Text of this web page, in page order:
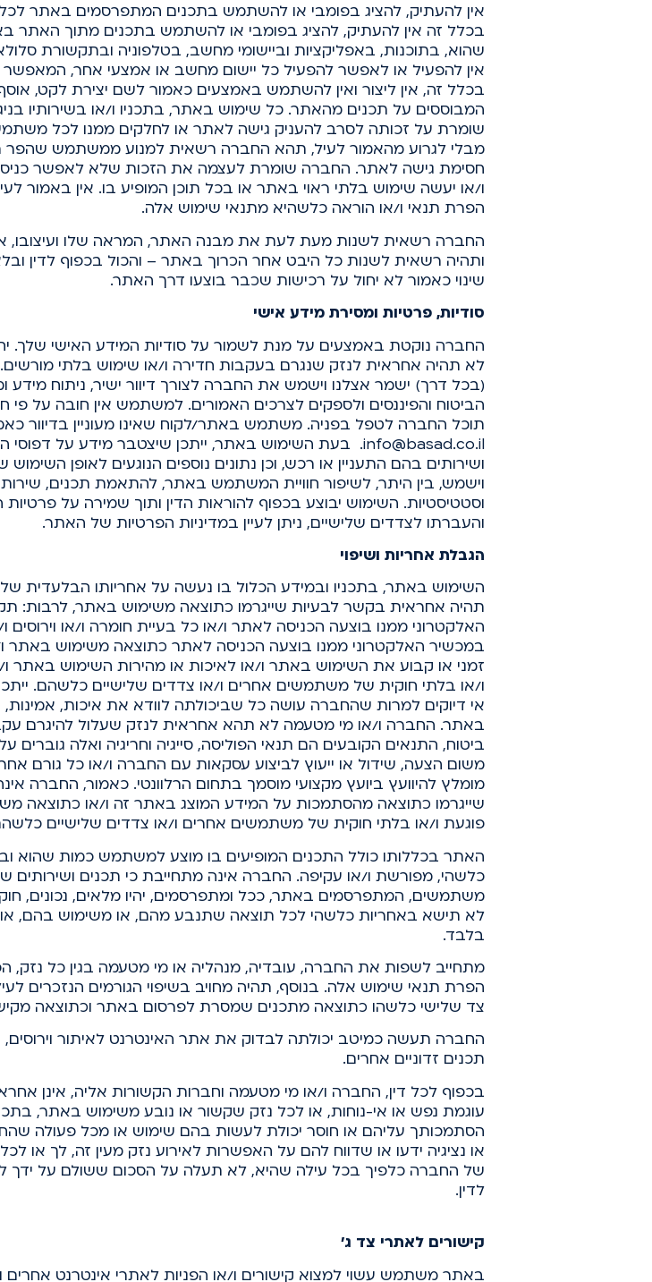
אין להעתיק, להציג בפומבי או להשתמש בתכנים המתפרסמים באתר
בכלל זה אין להעתיק, להציג בפומבי או להשתמש בתכנים מתוך האתר
שהוא, בתוכנות, באפליקציות וביישומי מחשב, בטלפוניה ובתקשורת
אין להפעיל או לאפשר להפעיל כל יישום מחשב או אמצעי אחר,
בכלל זה, אין ליצור ואין להשתמש באמצעים כאמור לשם יצירת לקט,
המבוססים על תכנים מהאתר. כל שימוש באתר, בתכניו ו/או בשירותיו
שומרת על זכותה לסרב להעניק גישה לאתר או לחלקים ממנו לכל
מבלי לגרוע מהאמור לעיל, תהא החברה רשאית למנוע ממשתמש
חסימת גישה לאתר. החברה שומרת לעצמה את הזכות שלא לאפשר
ו/או יעשה שימוש בלתי ראוי באתר או בכל תוכן המופיע בו. אין באמור
הפרת תנאי ו/או הוראה כלשהיא מתנאי שימוש אלה.
החברה רשאית לשנות מעת לעת את מבנה האתר, המראה שלו ועיצובו,
ותהיה רשאית לשנות כל היבט אחר הכרוך באתר – והכול בכפוף לדין
שינוי כאמור לא יחול על רכישות שכבר בוצעו דרך האתר.
סודיות, פרטיות ומסירת מידע אישי
החברה נוקטת באמצעים על מנת לשמור על סודיות המידע האישי שלך.
לא תהיה אחראית לנזק שנגרם בעקבות חדירה ו/או שימוש בלתי
(בכל דרך) ישמר אצלנו וישמש את החברה לצורך דיוור ישיר, ניתוח מידע
הביטוח והפיננסים ולספקים לצרכים האמורים. למשתמש אין חובה על
תוכל החברה לטפל בפניה. משתמש באתר/לקוח שאינו מעוניין בדיוור
info@basad.co.il.
בעת השימוש באתר, ייתכן שיצטבר מידע על דפוסי
ושירותים בהם התעניין או רכש, וכן נתונים נוספים הנוגעים לאופן
וישמש, בין היתר, לשיפור חוויית המשתמש באתר, להתאמת תכנים,
וסטטיסטיות. השימוש יבוצע בכפוף להוראות הדין ותוך שמירה על
והעברתו לצדדים שלישיים, ניתן לעיין במדיניות הפרטיות של האתר.
הגבלת אחריות ושיפוי
השימוש באתר, בתכניו ובמידע הכלול בו נעשה על אחריותו הבלעדית
תהיה אחראית בקשר לבעיות שייגרמו כתוצאה משימוש באתר, לרבות:
האלקטרוני ממנו בוצעה הכניסה לאתר ו/או כל בעיית חומרה ו/או
במכשיר האלקטרוני ממנו בוצעה הכניסה לאתר כתוצאה משימוש באתר
זמני או קבוע את השימוש באתר ו/או לאיכות או מהירות השימוש
ו/או בלתי חוקית של משתמשים אחרים ו/או צדדים שלישיים כלשהם.
אי דיוקים למרות שהחברה עושה כל שביכולתה לוודא את איכות, אמינות,
באתר. החברה ו/או מי מטעמה לא תהא אחראית לנזק שעלול להיגרם
ביטוח, התנאים הקובעים הם תנאי הפוליסה, סייגיה וחריגיה ואלה
משום הצעה, שידול או ייעוץ לביצוע עסקאות עם החברה ו/או כל גורם
מומלץ להיוועץ ביועץ מקצועי מוסמך בתחום הרלוונטי. כאמור, החברה
שייגרמו כתוצאה מהסתמכות על המידע המוצג באתר זה ו/או כתוצאה
פוגעת ו/או בלתי חוקית של משתמשים אחרים ו/או צדדים שלישיים
כלשהי, מפורשת ו/או עקיפה. החברה אינה מתחייבת כי תכנים ושירותים
משתמשים, המתפרסמים באתר, ככל ומתפרסמים, יהיו מלאים, נכונים,
לא תישא באחריות כלשהי לכל תוצאה שתנבע מהם, או משימוש בהם,
בלבד.
מתחייב לשפות את החברה, עובדיה, מנהליה או מי מטעמה בגין כל נזק,
הפרת תנאי שימוש אלה. בנוסף, תהיה מחויב בשיפוי הגורמים הנזכרים
צד שלישי כלשהו כתוצאה מתכנים שמסרת לפרסום באתר וכתוצאה
החברה תעשה כמיטב יכולתה לבדוק את אתר האינטרנט לאיתור וירוסים,
תכנים זדוניים אחרים.
בכפוף לכל דין, החברה ו/או מי מטעמה וחברות הקשורות אליה, אינן
עוגמת נפש או אי-נוחות, או לכל נזק שקשור או נובע משימוש באתר,
הסתמכותך עליהם או חוסר יכולת לעשות בהם שימוש או מכל פעולה
או נציגיה ידעו או שדווח להם על האפשרות לאירוע נזק מעין זה, לך או
של החברה כלפיך בכל עילה שהיא, לא תעלה על הסכום ששולם על ידך
לדין.
קישורים לאתרי צד ג'
באתר משתמש עשוי למצוא קישורים ו/או הפניות לאתרי אינטרנט אחרים